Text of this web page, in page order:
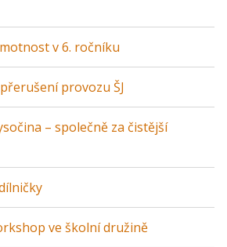
v 6. ročníku
provozu ŠJ
– společně za čistější
ve školní družině